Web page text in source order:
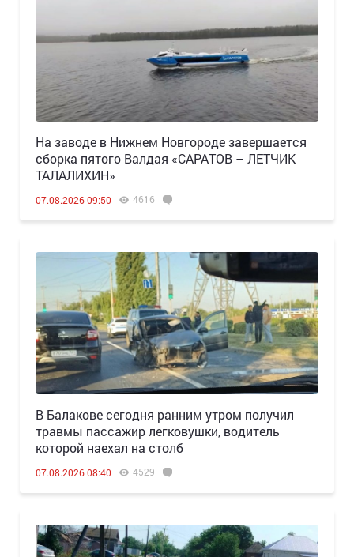
Н️а заводе в Нижнем Новгороде завершается
сборка пятого Валдая «САРАТОВ – ЛЕТЧИК
ТАЛАЛИХИН»
07.08.2026 09:50 4616
В Балакове сегодня ранним утром получил
травмы пассажир легковушки, водитель
которой наехал на столб
07.08.2026 08:40 4529